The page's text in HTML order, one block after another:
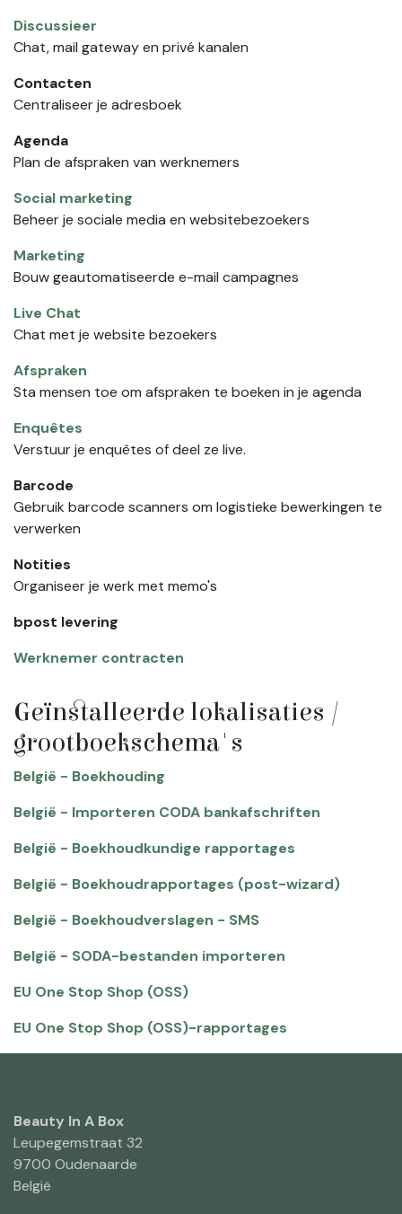
Discussieer
Chat, mail gateway en privé kanalen
Contacten
Centraliseer je adresboek
Agenda
Plan de afspraken van werknemers
Social marketing
Beheer je sociale media en websitebezoekers
Marketing
Bouw geautomatiseerde e-mail campagnes
Live Chat
Chat met je website bezoekers
Afspraken
Sta mensen toe om afspraken te boeken in je agenda
Enquêtes
Verstuur je enquêtes of deel ze live.
Barcode
Gebruik barcode scanners om logistieke bewerkingen te
verwerken
Notities
Organiseer je werk met memo's
bpost levering
Werknemer contracten
Geïnstalleerde lokalisaties /
grootboekschema's
België - Boekhouding
België - Importeren CODA bankafschriften
België - Boekhoudkundige rapportages
België - Boekhoudrapportages (post-wizard)
België - Boekhoudverslagen - SMS
België - SODA-bestanden importeren
EU One Stop Shop (OSS)
EU One Stop Shop (OSS)-rapportages
Beauty In A Box
Leupegemstraat 32
9700 Oudenaarde
België